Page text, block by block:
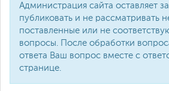
Администрация сайта оставляет
публиковать и не рассматривать
поставленные или не
вопросы. После обработки
ответа Ваш вопрос вместе с
странице.